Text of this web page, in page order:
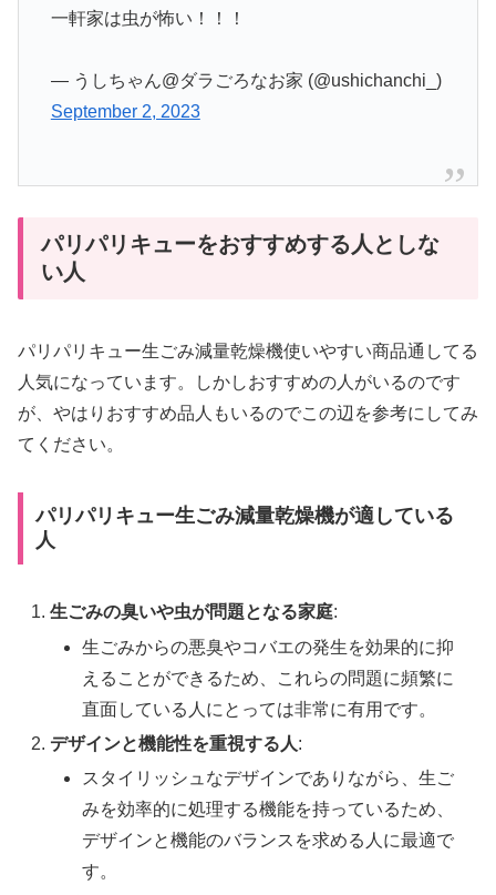
一軒家は虫が怖い！！！
— うしちゃん@ダラごろなお家 (@ushichanchi_)
September 2, 2023
パリパリキューをおすすめする人としな
い人
パリパリキュー生ごみ減量乾燥機使いやすい商品通してる
人気になっています。しかしおすすめの人がいるのです
が、やはりおすすめ品人もいるのでこの辺を参考にしてみ
てください。
パリパリキュー生ごみ減量乾燥機が適している
人
生ごみの臭いや虫が問題となる家庭:
生ごみからの悪臭やコバエの発生を効果的に抑
えることができるため、これらの問題に頻繁に
直面している人にとっては非常に有用です。
デザインと機能性を重視する人:
スタイリッシュなデザインでありながら、生ご
みを効率的に処理する機能を持っているため、
デザインと機能のバランスを求める人に最適で
す。